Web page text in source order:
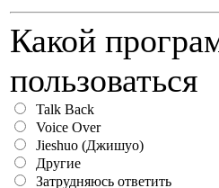
Какой
пользоваться
Talk Back
Voice Over
Jieshuo (Джишуо)
Другие
Затрудняюсь ответить